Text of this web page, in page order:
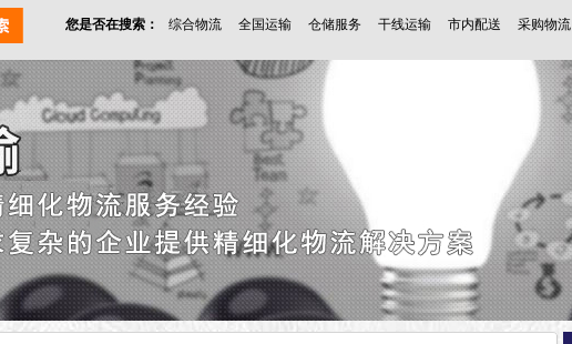
您是否在搜索： 综合物流 全国运输 仓储服务 干线运输 市内配送 采购物流
上海石家庄太原物流 英脉物流 物流公司